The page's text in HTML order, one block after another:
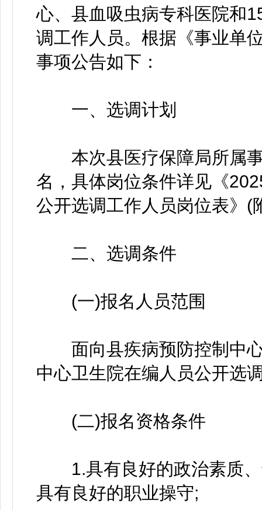
心、县血吸虫病专科医院和
调工作人员。根据《事业单
事项公告如下：
一、选调计划
本次县医疗保障局所属事
名，具体岗位条件详见《
公开选调工作人员岗位表》(
二、选调条件
(一)报名人员范围
面向县疾病预防控制中心
中心卫生院在编人员公开选
(二)报名资格条件
1.具有良好的政治素质、
具有良好的职业操守;